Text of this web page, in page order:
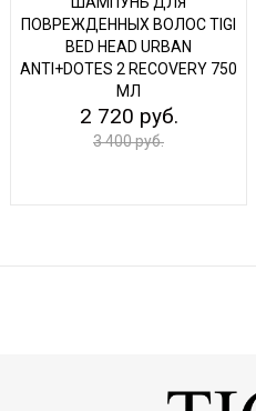
ПОВРЕЖДЕННЫХ ВОЛОС TIGI
BED HEAD URBAN
ANTI+DOTES 2 RECOVERY 750
МЛ
2 720 руб.
3 400 руб.